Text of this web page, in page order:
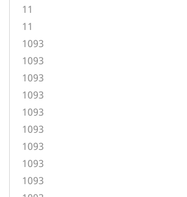
11
11
1093
1093
1093
1093
1093
1093
1093
1093
1093